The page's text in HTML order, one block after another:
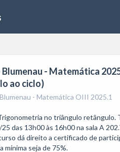
Blumenau - Matemática
ao ciclo)
- Matemática OIII 2025.1
no triângulo retângulo.
das 13h00 às 16h00 na sala A
dá direito a certificado de